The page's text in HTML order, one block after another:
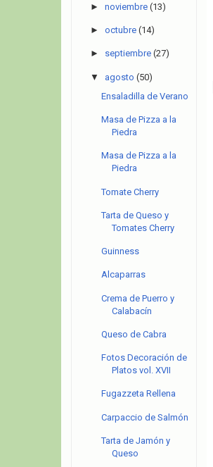
► noviembre (13)
► octubre (14)
► septiembre (27)
▼ agosto (50)
Ensaladilla de Verano
Masa de Pizza a la
Piedra
Masa de Pizza a la
Piedra
Tomate Cherry
Tarta de Queso y
Tomates Cherry
Guinness
Alcaparras
Crema de Puerro y
Calabacín
Queso de Cabra
Fotos Decoración de
Platos vol. XVII
Fugazzeta Rellena
Carpaccio de Salmón
Tarta de Jamón y
Queso